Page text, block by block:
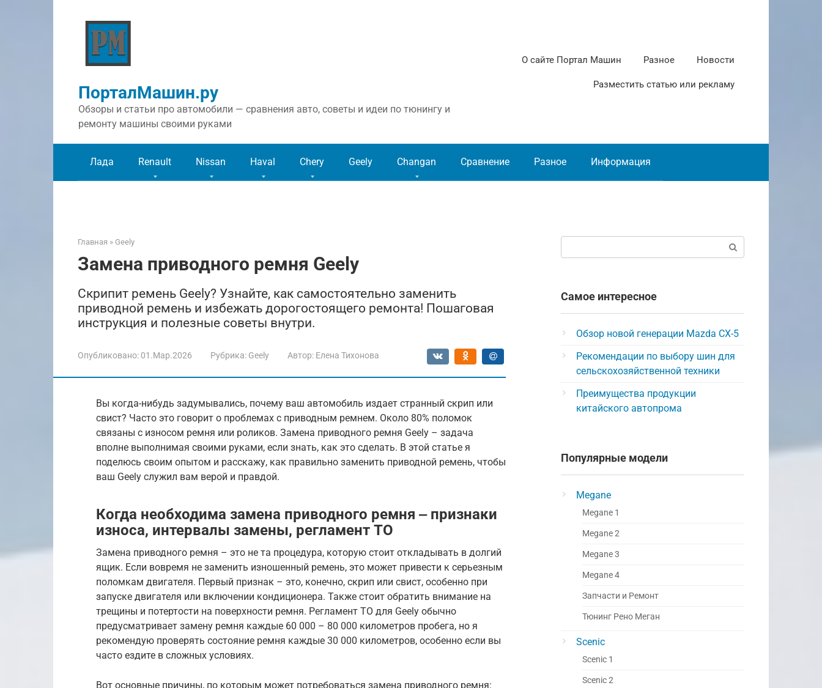
ПорталМашин.ру
Обзоры и статьи про автомобили — сравнения авто, советы и идеи по тюнингу и
ремонту машины своими руками
О сайте Портал Машин Разное Новости
Разместить статью или рекламу
Лада Renault Nissan Haval Chery Geely Changan Сравнение Разное Информация
Главная » Geely
Замена приводного ремня Geely
Скрипит ремень Geely? Узнайте, как самостоятельно заменить
приводной ремень и избежать дорогостоящего ремонта! Пошаговая
инструкция и полезные советы внутри.
Опубликовано: 01.Мар.2026 Рубрика: Geely Автор: Елена Тихонова
Вы когда-нибудь задумывались, почему ваш автомобиль издает странный скрип или
свист? Часто это говорит о проблемах с приводным ремнем. Около 80% поломок
связаны с износом ремня или роликов. Замена приводного ремня Geely – задача
вполне выполнимая своими руками, если знать, как это сделать. В этой статье я
поделюсь своим опытом и расскажу, как правильно заменить приводной ремень, чтобы
ваш Geely служил вам верой и правдой.
Когда необходима замена приводного ремня ‒ признаки
износа, интервалы замены, регламент ТО
Замена приводного ремня – это не та процедура, которую стоит откладывать в долгий
ящик. Если вовремя не заменить изношенный ремень, это может привести к серьезным
поломкам двигателя. Первый признак – это, конечно, скрип или свист, особенно при
запуске двигателя или включении кондиционера. Также стоит обратить внимание на
трещины и потертости на поверхности ремня. Регламент ТО для Geely обычно
предусматривает замену ремня каждые 60 000 – 80 000 километров пробега, но я
рекомендую проверять состояние ремня каждые 30 000 километров, особенно если вы
часто ездите в сложных условиях.
Вот основные причины, по которым может потребоваться замена приводного ремня:
Самое интересное
Обзор новой генерации Mazda CX-5
Рекомендации по выбору шин для
сельскохозяйственной техники
Преимущества продукции
китайского автопрома
Популярные модели
Megane
Megane 1
Megane 2
Megane 3
Megane 4
Запчасти и Ремонт
Тюнинг Рено Меган
Scenic
Scenic 1
Scenic 2